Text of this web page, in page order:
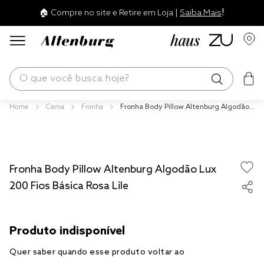
🏠 Compre no site e Retire em Loja | Saiba Mais!
O que você busca hoje?
Cama Fronha
Fronha Body Pillow Altenburg Algodão L
Fronha Body Pillow Altenburg Algodão Lux
200 Fios Básica Rosa Lile